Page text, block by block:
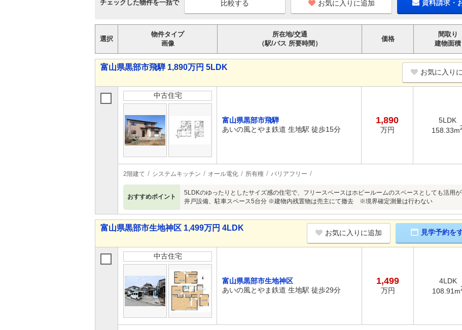
チェックした物件を一括で お気に入りに追加 資料請求・
選択
物件タイプ
画像
所在地/交通
（駅/バス 所要時間）
価格
間取り
建物面積
富山県黒部市飛騨 1,890万円 5LDK
お気に入り
中古住宅
富山県黒部市飛騨
あいの風とやま鉄道 生地駅 徒歩15分
1,890
万円
5LDK
158.33m
2階建て システムキッチン オール電化 所有権 バリアフリー
おすすめポイント
5LDKのゆったりとしたサイズ感の住宅で、フリースペースはホビールームのスペースとしても活用
井戸設備、駐車スペース5台分 ※建物内残置物は売主にて撤去 ※境界確定測量は行わない
富山県黒部市生地神区 1,499万円 4LDK
お気に入りに追加 見学予約を
中古住宅
富山県黒部市生地神区
あいの風とやま鉄道 生地駅 徒歩29分
1,499
万円
4LDK
108.91m